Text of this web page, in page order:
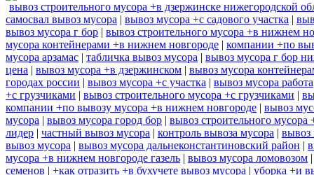
вывоз строительного мусора +в дзержинске нижегородской
самосвал вывоз мусора | вывоз мусора +с садового участка |
вывоз мусора г бор | вывоз строительного мусора +в нижнем
мусора контейнерами +в нижнем новгороде | компании +по
мусора арзамас | табличка вывоз мусора | вывоз мусора г бор
цена | вывоз мусора +в дзержинском | вывоз мусора
городах россии | вывоз мусора +с участка | вывоз мусора работа
+с грузчиками | вывоз строительного мусора +с грузчиками |
компании +по вывозу мусора +в нижнем новгороде | вывоз
мусора | вывоз мусора город бор | вывоз строительного мусора
лидер | частный вывоз мусора | контроль вывоза мусора | вывоз
вывоз мусора | вывоз мусора дальнеконстантиновский район |
мусора +в нижнем новгороде газель | вывоз мусора ломовозом
семенов | +как отразить +в бухучете вывоз мусора | уборка +и